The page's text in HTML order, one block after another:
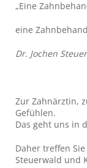
„Eine
eine
Dr. Jochen
Zur Zahnärztin,
Gefühlen.
Das geht uns in
Daher treffen
Steuerwald und